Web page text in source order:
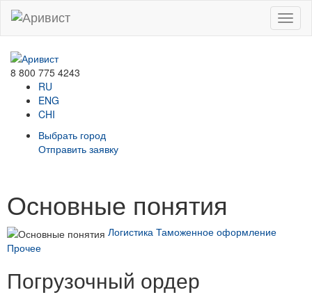
Menu
8 800 775 4243
RU
ENG
CHI
Выбрать город
Отправить заявку
Основные понятия
Логистика Таможенное оформление
Прочее
Погрузочный ордер